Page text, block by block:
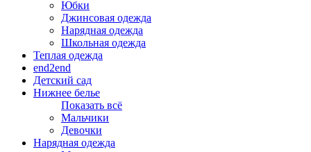
Юбки
Джинсовая одежда
Нарядная одежда
Школьная одежда
Теплая одежда
end2end
Детский сад
Нижнее белье
Показать всё
Мальчики
Девочки
Нарядная одежда